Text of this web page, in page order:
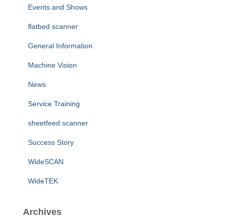
Events and Shows
flatbed scanner
General Information
Machine Vision
News
Service Training
sheetfeed scanner
Success Story
WideSCAN
WideTEK
Archives